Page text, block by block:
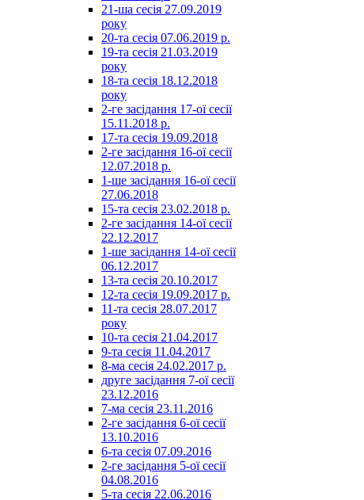
21-ша сесія 27.09.2019
року
20-та сесія 07.06.2019 р.
19-та сесія 21.03.2019
року
18-та сесія 18.12.2018
року
2-ге засідання 17-ої сесії
15.11.2018 р.
17-та сесія 19.09.2018
2-ге засідання 16-ої сесії
12.07.2018 р.
1-ше засідання 16-ої сесії
27.06.2018
15-та сесія 23.02.2018 р.
2-ге засідання 14-ої сесії
22.12.2017
1-ше засідання 14-ої сесії
06.12.2017
13-та сесія 20.10.2017
12-та сесія 19.09.2017 р.
11-та сесія 28.07.2017
року
10-та сесія 21.04.2017
9-та сесія 11.04.2017
8-ма сесія 24.02.2017 р.
друге засідання 7-ої сесії
23.12.2016
7-ма сесія 23.11.2016
2-ге засідання 6-ої сесії
13.10.2016
6-та сесія 07.09.2016
2-ге засідання 5-ої сесії
04.08.2016
5-та сесія 22.06.2016